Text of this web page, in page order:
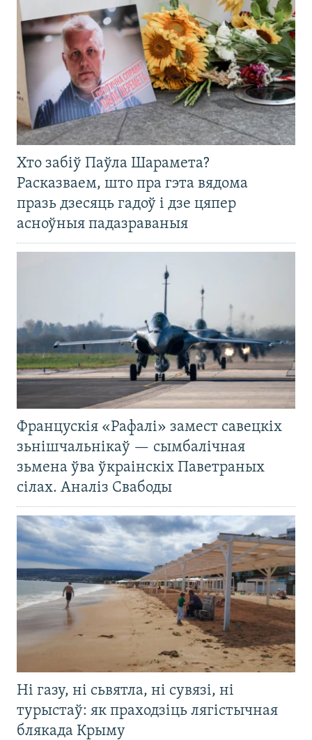
Хто забіў Паўла Шарамета?
Расказваем, што пра гэта вядома
празь дзесяць гадоў і дзе цяпер
асноўныя падазраваныя
Францускія «Рафалі» замест савецкіх
зьнішчальнікаў — сымбалічная
зьмена ўва ўкраінскіх Паветраных
сілах. Аналіз Свабоды
Ні газу, ні сьвятла, ні сувязі, ні
турыстаў: як праходзіць лягістычная
блякада Крыму